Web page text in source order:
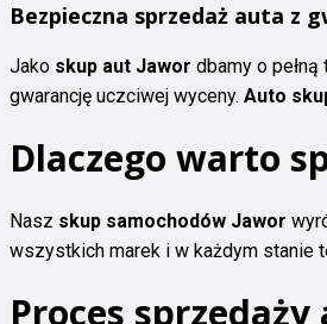
Bezpieczna sprzedaż auta z
Jako skup aut Jawor dbamy o
gwarancję uczciwej wyceny. Auto
Dlaczego warto
Nasz skup samochodów Jawor
wszystkich marek i w każdym stanie
Proces